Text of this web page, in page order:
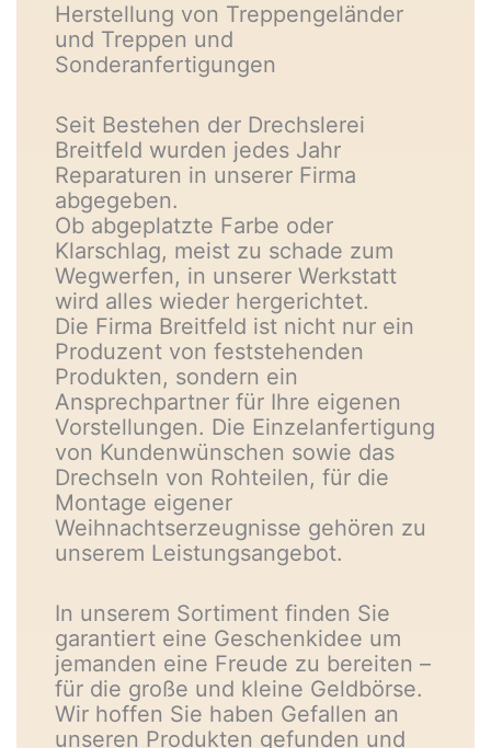
Herstellung von Treppengeländer
und Treppen und
Sonderanfertigungen
Seit Bestehen der Drechslerei
Breitfeld wurden jedes Jahr
Reparaturen in unserer Firma
abgegeben.
Ob abgeplatzte Farbe oder
Klarschlag, meist zu schade zum
Wegwerfen, in unserer Werkstatt
wird alles wieder hergerichtet.
Die Firma Breitfeld ist nicht nur ein
Produzent von feststehenden
Produkten, sondern ein
Ansprechpartner für Ihre eigenen
Vorstellungen. Die Einzelanfertigung
von Kundenwünschen sowie das
Drechseln von Rohteilen, für die
Montage eigener
Weihnachtserzeugnisse gehören zu
unserem Leistungsangebot.
In unserem Sortiment finden Sie
garantiert eine Geschenkidee um
jemanden eine Freude zu bereiten –
für die große und kleine Geldbörse.
Wir hoffen Sie haben Gefallen an
unseren Produkten gefunden und